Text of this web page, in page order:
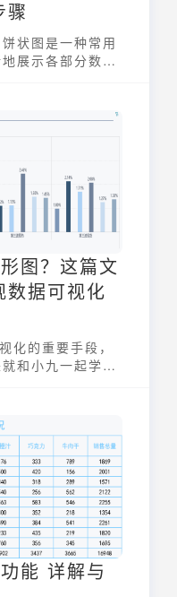
骤
状图是一种常用
展示各部分数据
作饼状图的步
帮助您制作出更
图？这篇文
数据可视化
化的重要手段，
和小九一起学习
能 详解与